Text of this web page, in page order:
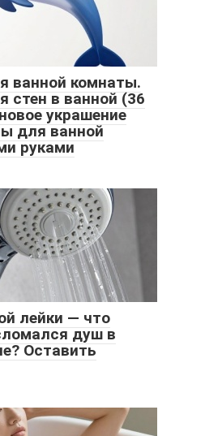
ванной комнаты.
стен в ванной (36
украшение
для ванной
руками
лейки — что
душ в
Оставить